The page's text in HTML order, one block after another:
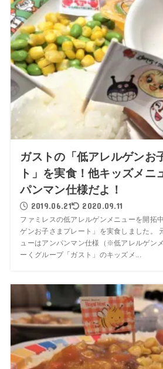
ガストの「低アレルゲンお
ト」を実食！他キッズメニ
パンマン仕様だよ！
2019.06.21 2020.09.11
ファミレスの低アレルゲンメニューを開拓
ゲンお子さまプレート」を実食しました。
ューはアンパンマン仕様（※低アレルゲン
ーくグループ「ガスト」のキッズメ...